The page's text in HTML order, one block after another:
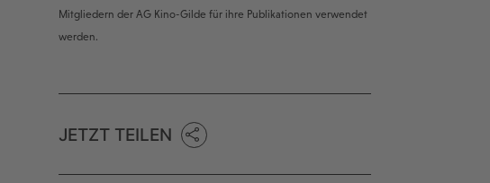
Mitgliedern der AG Kino-Gilde für ihre Publikationen verwendet
werden.
JETZT TEILEN